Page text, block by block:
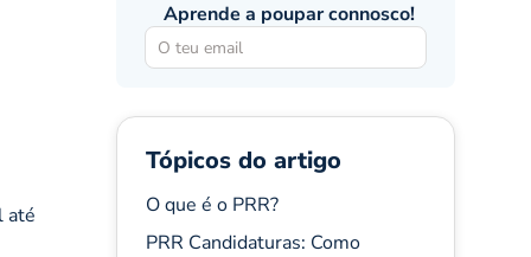
até
Aprende a poupar connosco!
Tópicos do artigo
O que é o PRR?
PRR Candidaturas: Como